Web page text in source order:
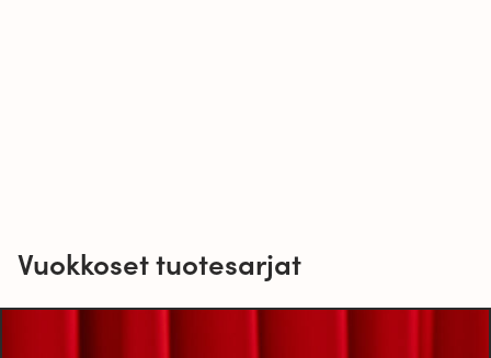
Vuokkoset tuotesarjat